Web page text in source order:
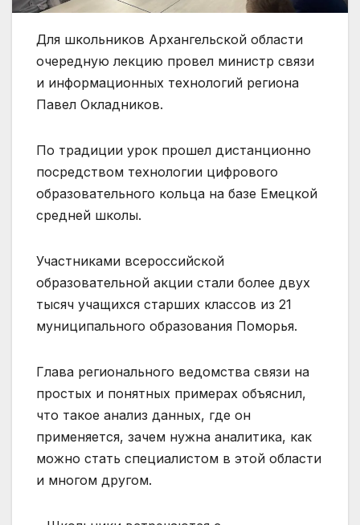
Для школьников Архангельской области
очередную лекцию провел министр связи
и информационных технологий региона
Павел Окладников.
По традиции урок прошел дистанционно
посредством технологии цифрового
образовательного кольца на базе Емецкой
средней школы.
Участниками всероссийской
образовательной акции стали более двух
тысяч учащихся старших классов из 21
муниципального образования Поморья.
Глава регионального ведомства связи на
простых и понятных примерах объяснил,
что такое анализ данных, где он
применяется, зачем нужна аналитика, как
можно стать специалистом в этой области
и многом другом.